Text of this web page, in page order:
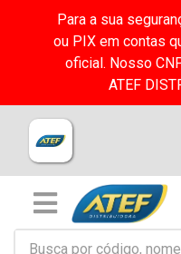
Para a sua
ou PIX em contas
oficial. Nosso
ATEF